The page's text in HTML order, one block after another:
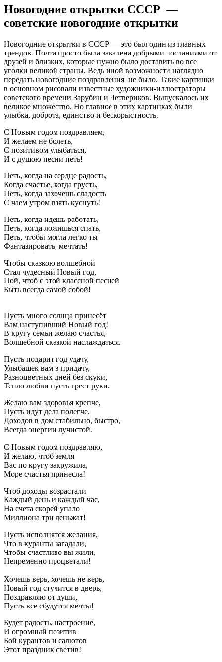
Новогодние открытки СССР —
советские новогодние открытки
Новогодние открытки в СССР — это был один из главных
трендов. Почта просто была завалена добрыми посланиями от
друзей и близких, которые нужно было доставить во все
уголки великой страны. Ведь иной возможности наглядно
передать новогодние поздравления не было. Такие картинки
в основном рисовали известные художники-иллюстраторы
советского времени Зарубин и Четвериков. Выпускалось их
великое множество. Но главное в этих картинках были
улыбка, доброта, единство и бескорыстность.
С Новым годом поздравляем,
И желаем не болеть,
С позитивом улыбаться,
И с душою песни петь!
Петь, когда на сердце радость,
Когда счастье, когда грусть,
Петь, когда захочешь сладость
С чаем утром взять куснуть!
Петь, когда идешь работать,
Петь, когда ложишься спать,
Петь, чтобы могла легко ты
Фантазировать, мечтать!
Чтобы сказкою волшебной
Стал чудесный Новый год,
Пой, чтоб с этой классной песней
Быть всегда самой собой!
Пусть много солнца принесёт
Вам наступивший Новый год!
В кругу семьи желаю счастья,
Волшебной сказкой наслаждаться.
Пусть подарит год удачу,
Улыбашек вам в придачу,
Разноцветных дней без скуки,
Тепло любви пусть греет руки.
Желаю вам здоровья крепче,
Пусть идут дела полегче.
Доходов в дом стабильно, быстро,
Всегда энергии лучистой.
С Новым годом поздравляю,
И желаю, чтоб земля
Вас по кругу закружила,
Море счастья принесла!
Чтоб доходы возрастали
Каждый день и каждый час,
На счета скорей упало
Миллиона три деньжат!
Пусть исполнятся желания,
Что в куранты загадали,
Чтобы счастливо вы жили,
Непременно процветали!
Хочешь верь, хочешь не верь,
Новый год стучится в дверь,
Поздравляю от души,
Пусть все сбудутся мечты!
Будет радость, настроение,
И огромный позитив
Бой курантов и салютов
Этот праздник светив!